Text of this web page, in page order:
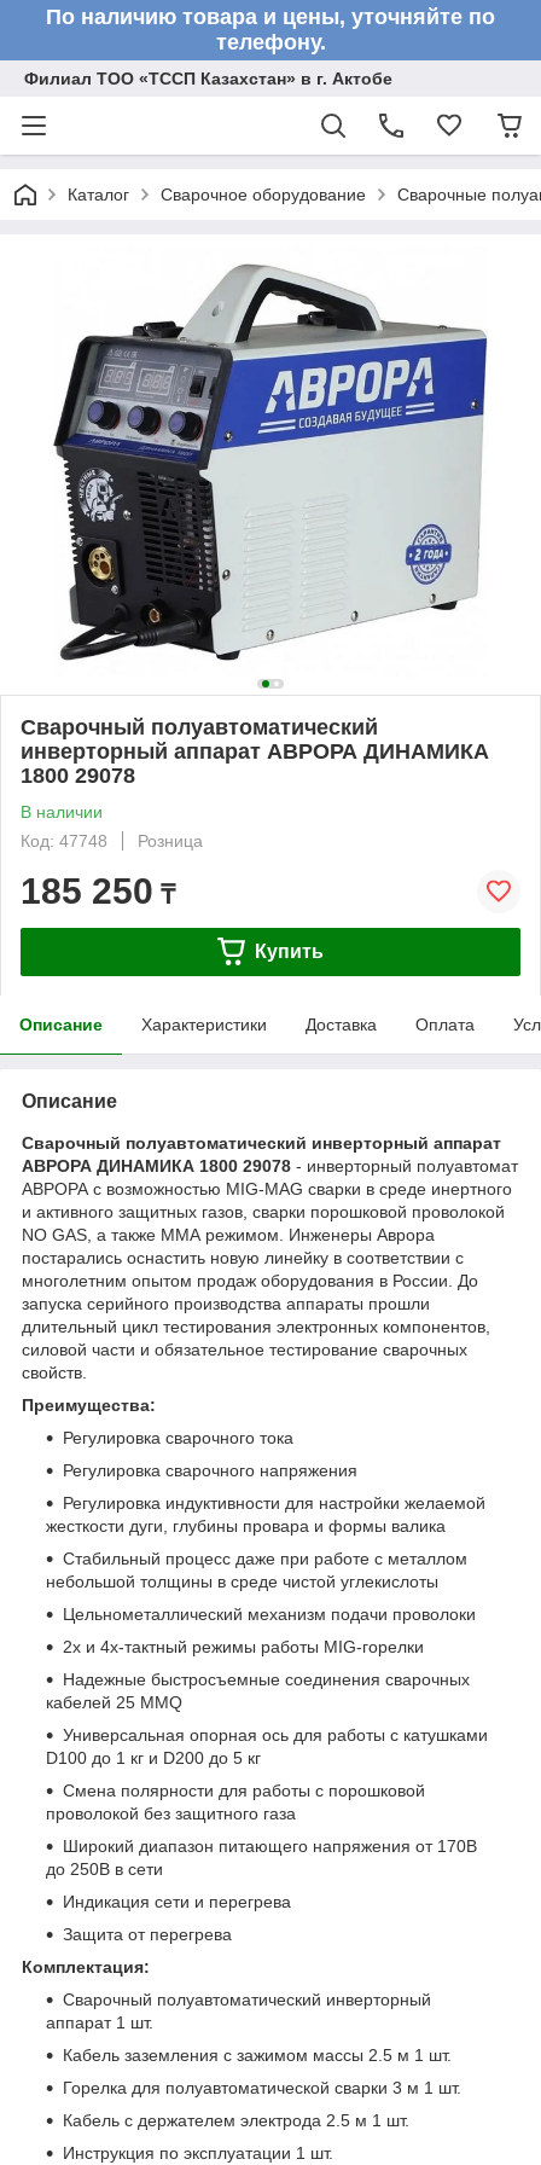
По наличию товара и цены, уточняйте по
телефону.
Филиал ТОО «ТССП Казахстан» в г. Актобе
Каталог Сварочное оборудование Сварочные
Сварочный полуавтоматический
инверторный аппарат АВРОРА ДИНАМИКА
1800 29078
В наличии
Код: 47748
Розница
185 250 ₸
Купить
Описание Характеристики Доставка Оплата
Описание
Сварочный полуавтоматический инверторный аппарат
АВРОРА ДИНАМИКА 1800 29078 - инверторный полуавтомат
АВРОРА с возможностью MIG-MAG сварки в среде инертного
и активного защитных газов, сварки порошковой проволокой
NO GAS, а также ММА режимом. Инженеры Аврора
постарались оснастить новую линейку в соответствии с
многолетним опытом продаж оборудования в России. До
запуска серийного производства аппараты прошли
длительный цикл тестирования электронных компонентов,
силовой части и обязательное тестирование сварочных
свойств.
Преимущества:
Регулировка сварочного тока
Регулировка сварочного напряжения
Регулировка индуктивности для настройки желаемой
жесткости дуги, глубины провара и формы валика
Стабильный процесс даже при работе с металлом
небольшой толщины в среде чистой углекислоты
Цельнометаллический механизм подачи проволоки
2х и 4х-тактный режимы работы MIG-горелки
Надежные быстросъемные соединения сварочных
кабелей 25 MMQ
Универсальная опорная ось для работы с катушками
D100 до 1 кг и D200 до 5 кг
Смена полярности для работы с порошковой
проволокой без защитного газа
Широкий диапазон питающего напряжения от 170В
до 250В в сети
Индикация сети и перегрева
Защита от перегрева
Комплектация:
Сварочный полуавтоматический инверторный
аппарат 1 шт.
Кабель заземления с зажимом массы 2.5 м 1 шт.
Горелка для полуавтоматической сварки 3 м 1 шт.
Кабель с держателем электрода 2.5 м 1 шт.
Инструкция по эксплуатации 1 шт.